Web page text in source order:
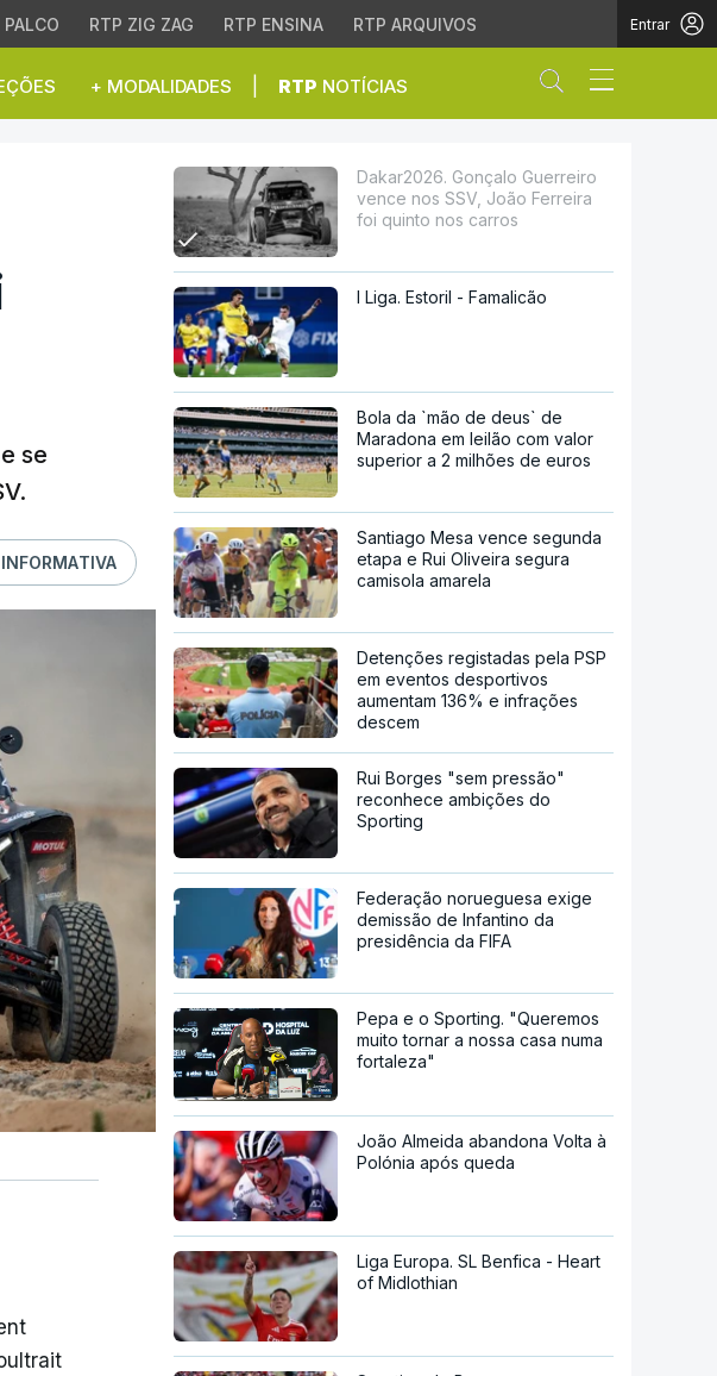
PALCO RTP ZIG ZAG RTP ENSINA RTP ARQUIVOS Entrar
+ MODALIDADES RTP NOTÍCIAS Abrir campo
nos SSV, João Ferreira foi
se
Dakar2026. Gonçalo Guerreiro
vence nos SSV, João Ferreira
foi quinto nos carros
I Liga. Estoril - Famalicão
Bola da `mão de deus` de
Maradona em leilão com valor
superior a 2 milhões de euros
Santiago Mesa vence segunda
etapa e Rui Oliveira segura
camisola amarela
Detenções registadas pela PSP
em eventos desportivos
aumentam 136% e infrações
descem
Rui Borges "sem pressão"
reconhece ambições do
Sporting
Federação norueguesa exige
demissão de Infantino da
presidência da FIFA
Pepa e o Sporting. "Queremos
muito tornar a nossa casa numa
fortaleza"
João Almeida abandona Volta à
Polónia após queda
Liga Europa. SL Benfica - Heart
of Midlothian